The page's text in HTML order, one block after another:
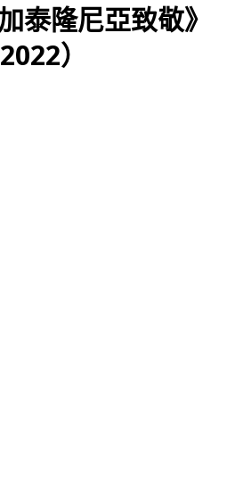
泰隆尼亞致敬》
）